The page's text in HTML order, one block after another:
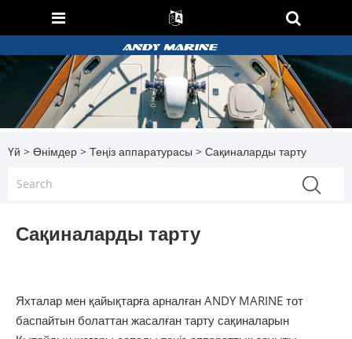
Үй > Өнімдер > Теңіз аппаратурасы > Сақиналарды тарту
Сақиналарды тарту
Яхталар мен қайықтарға арналған ANDY MARINE тот
баспайтын болаттан жасалған тарту сақиналарын